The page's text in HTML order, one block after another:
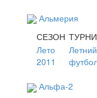
Альмерия
СЕЗОН
Лето
2011
Альфа-2